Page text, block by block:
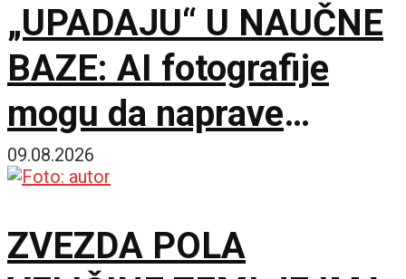
„UPADAJU“ U NAUČNE
BAZE: AI fotografije
mogu da naprave
problem mnogo veći od
09.08.2026
ZVEZDA POLA